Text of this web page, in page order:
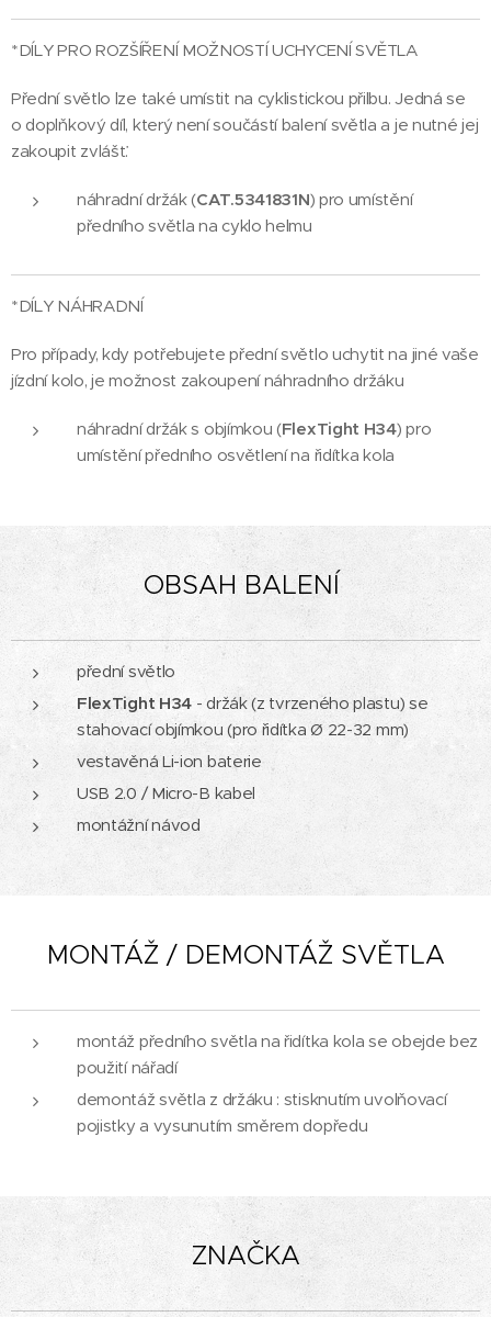
*DÍLY PRO ROZŠÍŘENÍ MOŽNOSTÍ UCHYCENÍ SVĚTLA
Přední světlo lze také umístit na cyklistickou přilbu. Jedná se
o doplňkový díl, který není součástí balení světla a je nutné jej
zakoupit zvlášť.
náhradní držák (CAT.5341831N) pro umístění
předního světla na cyklo helmu
*DÍLY NÁHRADNÍ
Pro případy, kdy potřebujete přední světlo uchytit na jiné vaše
jízdní kolo, je možnost zakoupení náhradního držáku
náhradní držák s objímkou (FlexTight H34) pro
umístění předního osvětlení na řidítka kola
OBSAH BALENÍ
přední světlo
FlexTight H34 - držák (z tvrzeného plastu) se
stahovací objímkou (pro řidítka Ø 22-32 mm)
vestavěná Li-ion baterie
USB 2.0 / Micro-B kabel
montážní návod
MONTÁŽ / DEMONTÁŽ SVĚTLA
montáž předního světla na řidítka kola se obejde bez
použití nářadí
demontáž světla z držáku : stisknutím uvolňovací
pojistky a vysunutím směrem dopředu
ZNAČKA